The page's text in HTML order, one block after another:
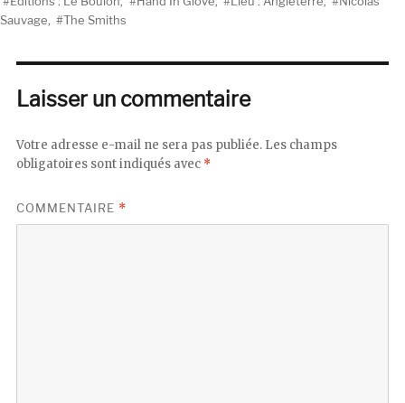
Sauvage, The Smiths
Laisser un commentaire
Votre adresse e-mail ne sera pas publiée. Les champs
obligatoires sont indiqués avec *
COMMENTAIRE *